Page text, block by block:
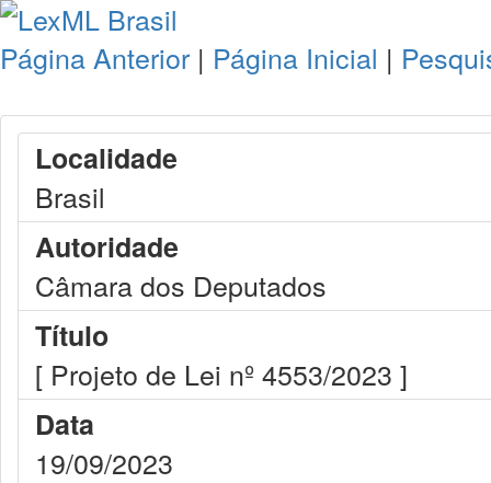
Página Anterior | Página Inicial |
Localidade
Brasil
Autoridade
Câmara dos Deputados
Título
[ Projeto de Lei nº 4553/2023 ]
Data
19/09/2023